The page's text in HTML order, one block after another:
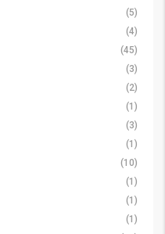
(5)
(4)
(45)
(3)
(2)
(1)
(3)
(1)
(10)
(1)
(1)
(1)